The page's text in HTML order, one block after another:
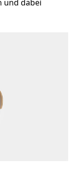
und dabei